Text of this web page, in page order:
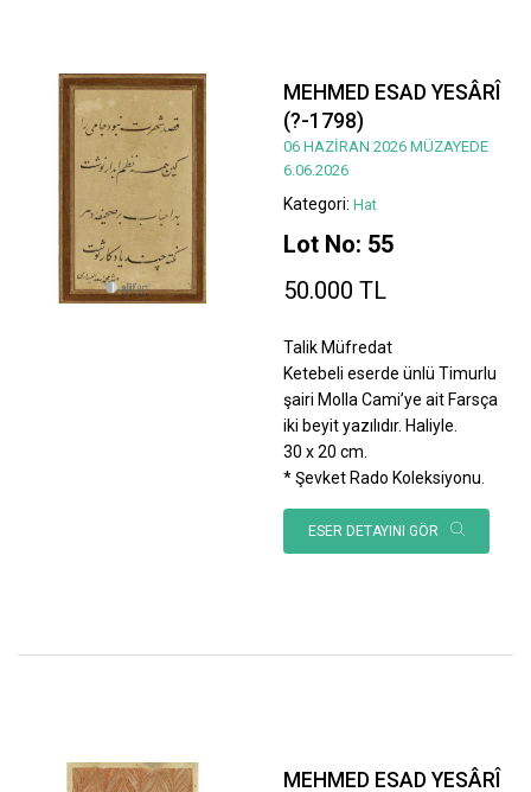
MEHMED ESAD YESÂRÎ
(?-1798)
06 HAZİRAN 2026 MÜZAYEDE
6.06.2026
Kategori: Hat
Lot No: 55
50.000 TL
Talik Müfredat
Ketebeli eserde ünlü Timurlu
şairi Molla Cami’ye ait Farsça
iki beyit yazılıdır. Haliyle.
30 x 20 cm.
* Şevket Rado Koleksiyonu.
ESER DETAYINI GÖR
MEHMED ESAD YESÂRÎ